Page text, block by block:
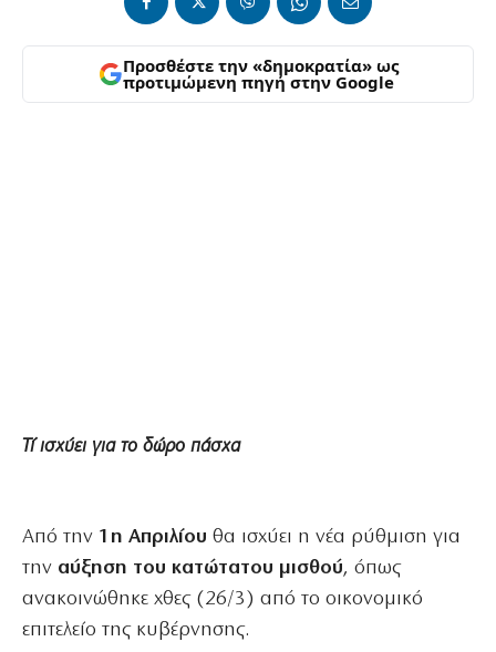
Προσθέστε την «δημοκρατία» ως
προτιμώμενη πηγή στην Google
Τί ισχύει για το δώρο πάσχα
Από την 1η Απριλίου θα ισχύει η νέα ρύθμιση για
την αύξηση του κατώτατου μισθού, όπως
ανακοινώθηκε χθες (26/3) από το οικονομικό
επιτελείο της κυβέρνησης.